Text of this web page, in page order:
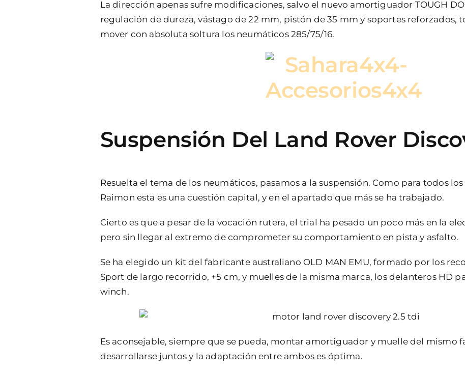
La dirección apenas sufre modificaciones, salvo el nuevo amortiguador TOUGH
regulación de dureza, vástago de 22 mm, pistón de 35 mm y soportes reforzados,
mover con absoluta soltura los neumáticos 285/75/16.
Suspensión Del Land Rover
Resuelta el tema de los neumáticos, pasamos a la suspensión. Como para todos
Raimon esta es una cuestión capital, y en el apartado que más se ha trabajado.
Cierto es que a pesar de la vocación rutera, el trial ha pesado un poco más en la
pero sin llegar al extremo de comprometer su comportamiento en pista y asfalto.
Se ha elegido un kit del fabricante australiano OLD MAN EMU, formado por los
Sport de largo recorrido, +5 cm, y muelles de la misma marca, los delanteros HD
winch.
Es aconsejable, siempre que se pueda, montar amortiguador y muelle del mismo
desarrollarse juntos y la adaptación entre ambos es óptima.